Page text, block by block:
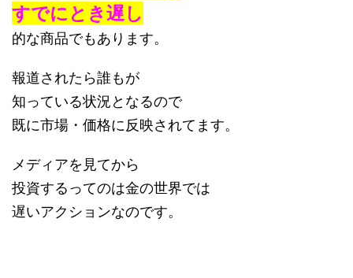
すでにとき遅し
的な商品でもあります。
報道されたら誰もが
知っている状況となるので
既に市場・価格に反映されてます。
メディアを見てから
投資するってのは金の世界では
遅いアクションなのです。